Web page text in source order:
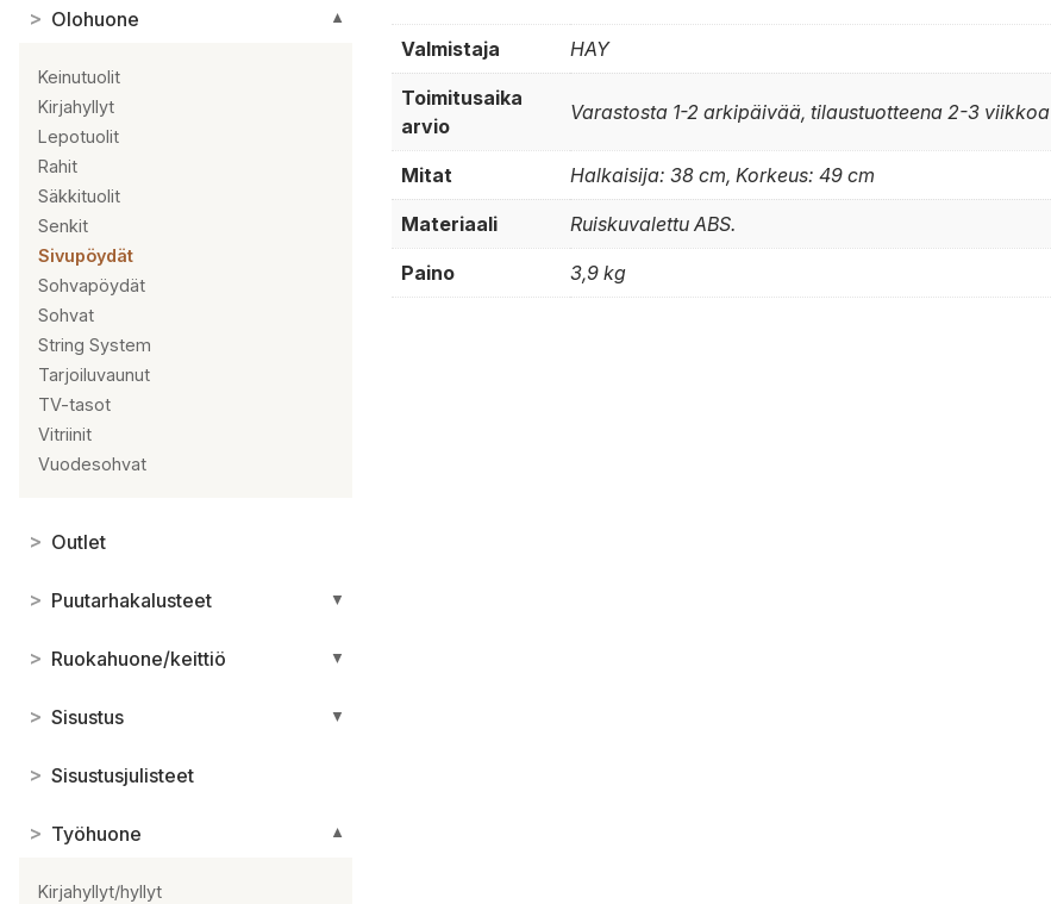
> Olohuone ▼
Keinutuolit
Kirjahyllyt
Lepotuolit
Rahit
Säkkituolit
Senkit
Sivupöydät
Sohvapöydät
Sohvat
String System
Tarjoiluvaunut
TV-tasot
Vitriinit
Vuodesohvat
> Outlet
> Puutarhakalusteet ▼
> Ruokahuone/keittiö ▼
> Sisustus ▼
> Sisustusjulisteet
> Työhuone ▼
Kirjahyllyt/hyllyt
Valmistaja HAY
Toimitusaika
arvio
Varastosta 1-2 arkipäivää, tilaustuotteena 2-3 viikkoa
Mitat Halkaisija: 38 cm, Korkeus: 49 cm
Materiaali Ruiskuvalettu ABS.
Paino 3,9 kg